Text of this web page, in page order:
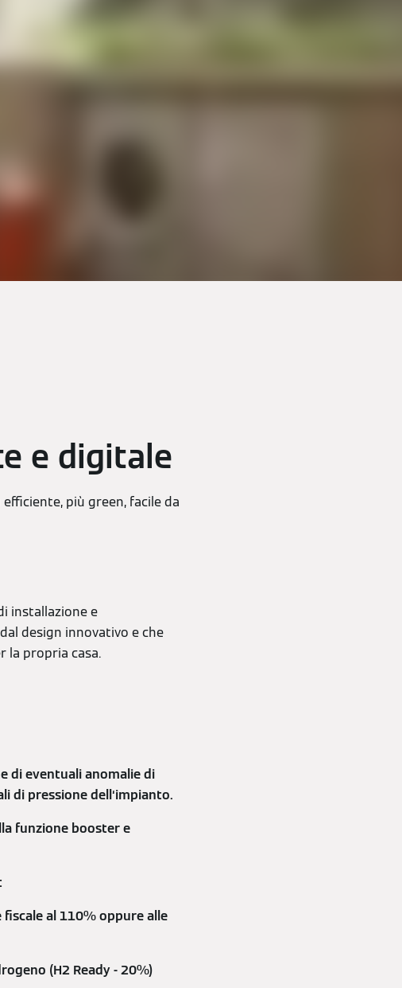
e digitale
più green, facile da
installazione e
design innovativo e che
la propria casa.
di eventuali anomalie di
di pressione dell‘impianto.
funzione booster e
al 110% oppure alle
(H2 Ready - 20%)